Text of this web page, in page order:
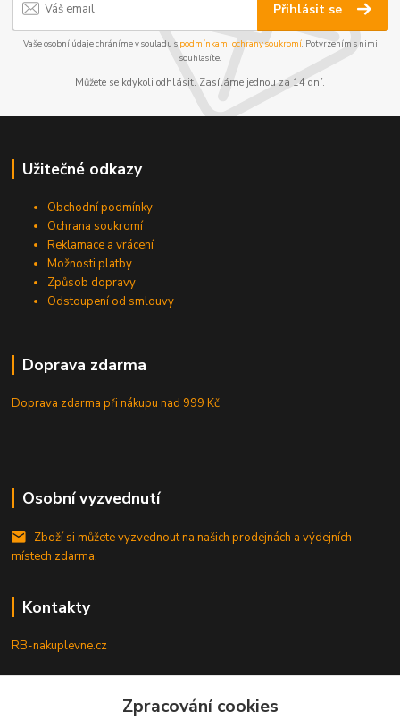
Přihlásit se
Vaše osobní údaje chráníme v souladu s podmínkami ochrany soukromí. Potvrzením s nimi
souhlasíte.
Můžete se kdykoli odhlásit. Zasíláme jednou za 14 dní.
Užitečné odkazy
Obchodní podmínky
Ochrana soukromí
Reklamace a vrácení
Možnosti platby
Způsob dopravy
Odstoupení od smlouvy
Doprava zdarma
Doprava zdarma při nákupunad 999 Kč
Osobní vyzvednutí
Zboží si můžete vyzvednout na našich prodejnách a výdejních
místech zdarma.
Kontakty
RB-nakuplevne.cz
+420 222722421Zpracování cookies